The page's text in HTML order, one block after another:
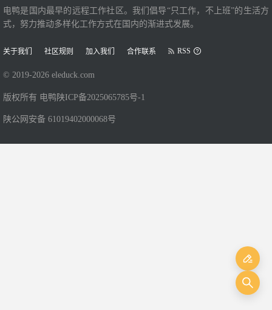
电鸭是国内最早的远程工作社区。我们倡导“只工作，不上班”的生活方
式，努力推动多样化工作方式在国内的渐进式发展。
关于我们 社区规则 加入我们 合作联系 RSS
© 2019-2026 eleduck.com
版权所有 电鸭 陕ICP备2025065785号-1
陕公网安备 61019402000068号